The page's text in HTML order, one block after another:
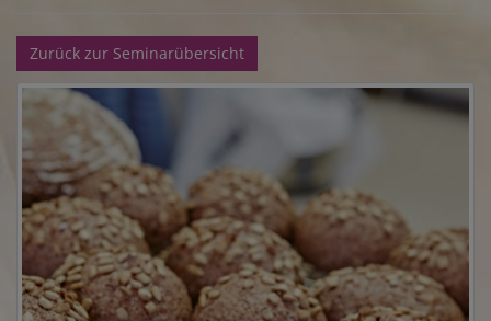
Zurück zur Seminarübersicht